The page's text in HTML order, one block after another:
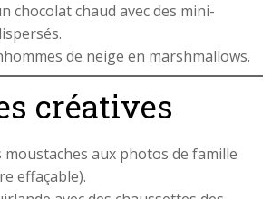
chocolat chaud avec des mini-
de neige en marshmallows.
créatives
moustaches aux photos de famille
effaçable).